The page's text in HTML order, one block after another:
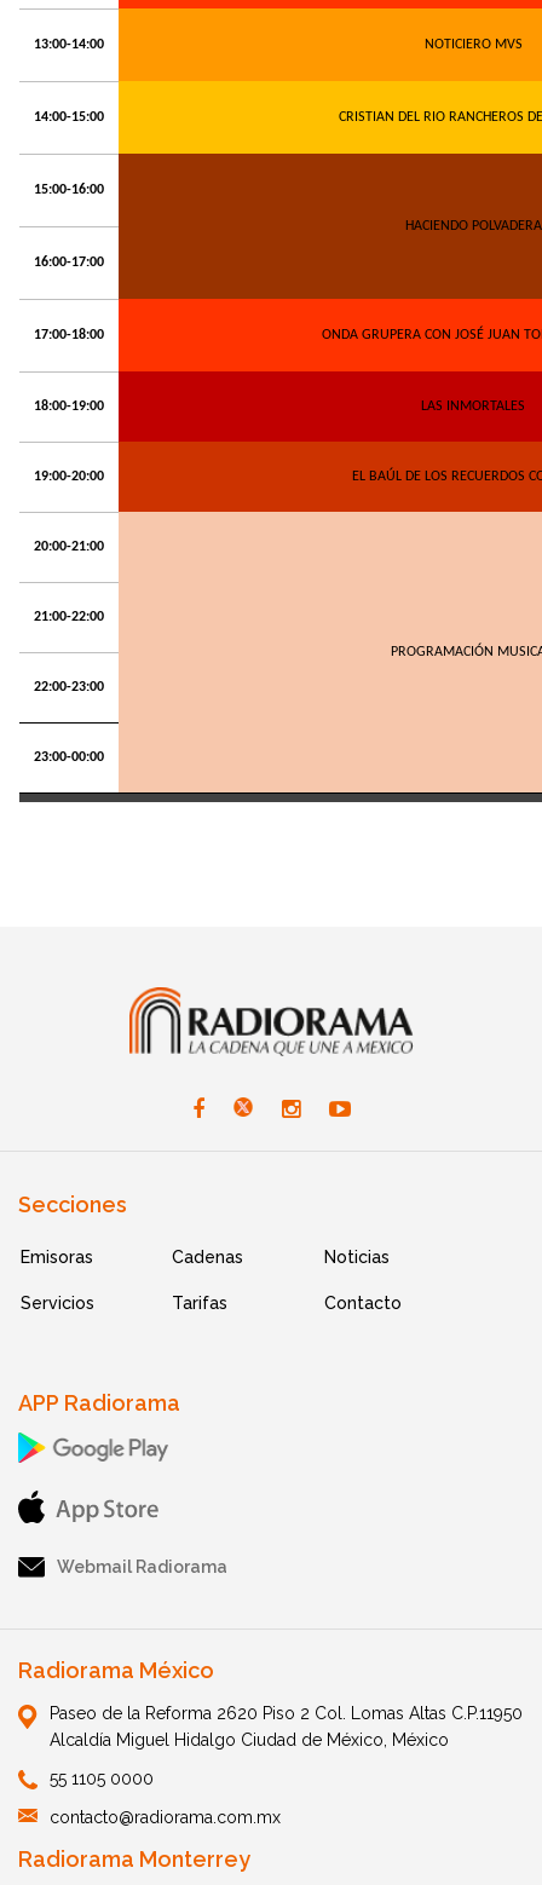
Secciones
Emisoras Cadenas Noticias
Servicios Tarifas Contacto
APP Radiorama
Webmail Radiorama
Radiorama México
Paseo de la Reforma 2620 Piso 2 Col. Lomas Altas C.P.11950
Alcaldía Miguel Hidalgo Ciudad de México, México
55 1105 0000
contacto@radiorama.com.mx
Radiorama Monterrey